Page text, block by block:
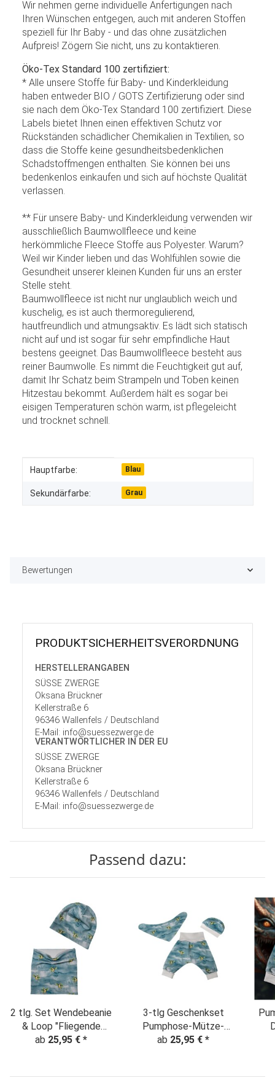
Wir nehmen gerne individuelle Anfertigungen nach
Ihren Wünschen entgegen, auch mit anderen Stoffen
speziell für Ihr Baby - und das ohne zusätzlichen
Aufpreis! Zögern Sie nicht, uns zu kontaktieren.
Öko-Tex Standard 100 zertifiziert:
* Alle unsere Stoffe für Baby- und Kinderkleidung
haben entweder BIO / GOTS Zertifizierung oder sind
sie nach dem Öko-Tex Standard 100 zertifiziert. Diese
Labels bietet Ihnen einen effektiven Schutz vor
Rückständen schädlicher Chemikalien in Textilien, so
dass die Stoffe keine gesundheitsbedenklichen
Schadstoffmengen enthalten. Sie können bei uns
bedenkenlos einkaufen und sich auf höchste Qualität
verlassen.
** Für unsere Baby- und Kinderkleidung verwenden wir
ausschließlich Baumwollfleece und keine
herkömmliche Fleece Stoffe aus Polyester. Warum?
Weil wir Kinder lieben und das Wohlfühlen sowie die
Gesundheit unserer kleinen Kunden für uns an erster
Stelle steht.
Baumwollfleece ist nicht nur unglaublich weich und
kuschelig, es ist auch thermoregulierend,
hautfreundlich und atmungsaktiv. Es lädt sich statisch
nicht auf und ist sogar für sehr empfindliche Haut
bestens geeignet. Das Baumwollfleece besteht aus
reiner Baumwolle. Es nimmt die Feuchtigkeit gut auf,
damit Ihr Schatz beim Strampeln und Toben keinen
Hitzestau bekommt. Außerdem hält es sogar bei
eisigen Temperaturen schön warm, ist pflegeleicht
und trocknet schnell.
Produkteigenschaft
Wert
Hauptfarbe: Blau
Sekundärfarbe: Grau
Bewertungen
PRODUKT­SICHER­HEITS­VER­ORD­NUNG
HERSTELLER­ANGABEN
SÜSSE ZWERGE
Oksana Brückner
Kellerstraße 6
96346 Wallenfels / Deutschland
E-Mail: info@suessezwerge.de
VERANTWORT­LICHER IN DER EU
SÜSSE ZWERGE
Oksana Brückner
Kellerstraße 6
96346 Wallenfels / Deutschland
E-Mail: info@suessezwerge.de
Passend dazu:
2 tlg. Set Wendebeanie
& Loop "Fliegende
Drachen" jeansblau
ab 25,95 € *
3-tlg Geschenkset
Pumphose-Mütze-
Tuch Erstlingsoutfit
ab 25,95 € *